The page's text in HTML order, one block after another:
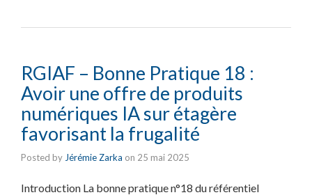
RGIAF – Bonne Pratique 18 :
Avoir une offre de produits
numériques IA sur étagère
favorisant la frugalité
Posted by Jérémie Zarka on 25 mai 2025
Introduction La bonne pratique n°18 du référentiel